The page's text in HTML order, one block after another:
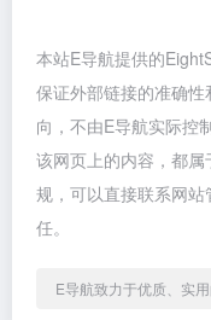
本站E导航提供的
保证外部链接的准确
向，不由E导航实际控
该网页上的内容，都
规，可以直接联系网
任。
E导航致力于优质、实